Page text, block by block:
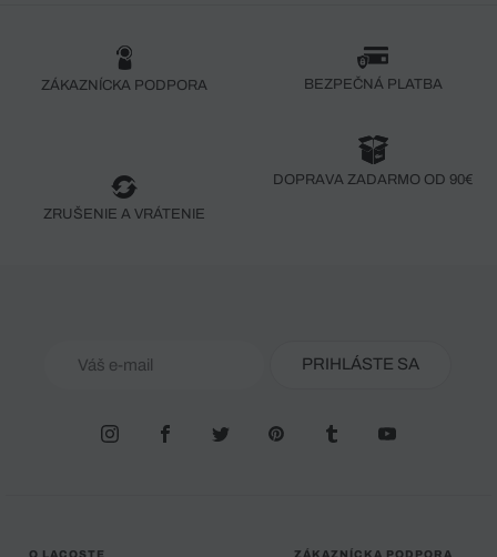
ZÁKAZNÍCKA PODPORA BEZPEČNÁ PLATBA
ZRUŠENIE A VRÁTENIE
DOPRAVA ZADARMO OD 90€
PRIHLÁSTE SA
O LACOSTE ZÁKAZNÍCKA PODPORA